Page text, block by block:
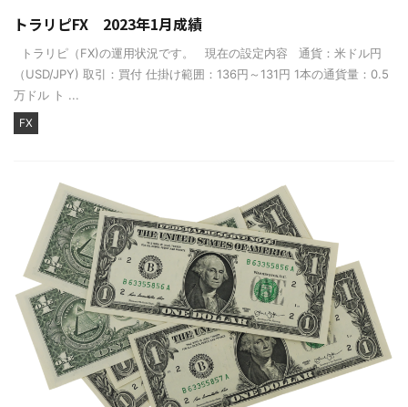
トラリピFX 2023年1月成績
トラリピ（FX)の運用状況です。 現在の設定内容 通貨：米ドル円
（USD/JPY) 取引：買付 仕掛け範囲：136円～131円 1本の通貨量：0.5
万ドル ト ...
FX